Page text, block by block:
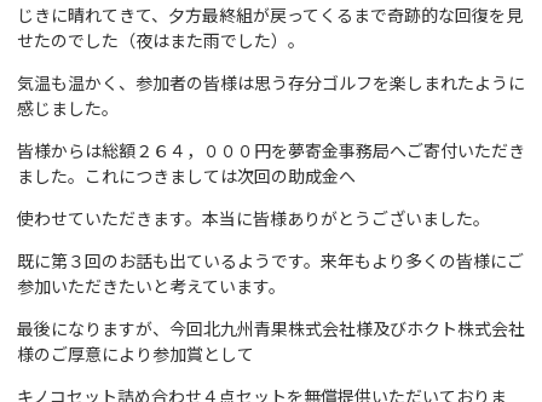
じきに晴れてきて、 夕方最終組が戻ってくるまで奇跡的な回復を見
せたのでした（夜はまた雨でした）。
気温も温かく、参加者の皆様は思う存分ゴルフを楽しまれたように
感じました。
皆様からは総額２６４，０００円を夢寄金事務局へご寄付いただき
ました。これにつきましては次回の助成金へ
使わせていただきます。 本当に皆様ありがとうございました。
既に第３回のお話も出ているようです。来年もより多くの皆様にご
参加いただきたいと考えています。
最後になりますが、今回北九州青果株式会社様及びホクト株式会社
様のご厚意により参加賞として
キノコセット詰め合わせ４点セットを無償提供いただいておりま